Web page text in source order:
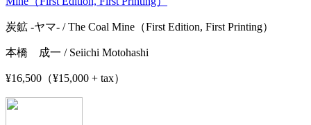
炭鉱 -ヤマ- / The Coal Mine（First Edition, First Printing）
本橋 成一 / Seiichi Motohashi
¥16,500（¥15,000 + tax）